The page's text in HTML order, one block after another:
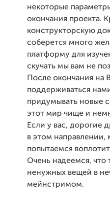
некоторые
окончания проекта.
конструкторскую
соберется много
платформу для
скучать мы вам не
После окончания на
поддерживаться
придумывать новые
этот мир чище и
Если у вас, дорогие
в этом направлении,
попытаемся
Очень надеемся, что
ненужных вещей в
мейнстримом.